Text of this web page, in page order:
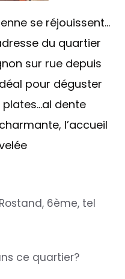
se réjouissent…
du quartier
sur rue depuis
pour déguster
dente
l’accueil
6ème, tel
ce quartier?